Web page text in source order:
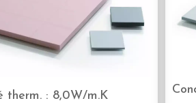
therm. : 8,0W/m.K